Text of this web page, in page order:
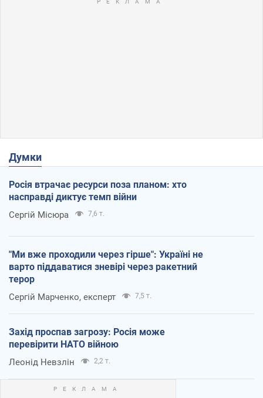
Думки
Росія втрачає ресурси поза планом: хто
насправді диктує темп війни
Сергій Місюра 7,6 т.
"Ми вже проходили через гірше": Україні не
варто піддаватися зневірі через ракетний
терор
Сергій Марченко, експерт 7,5 т.
Захід проспав загрозу: Росія може
перевірити НАТО війною
Леонід Невзлін 2,2 т.